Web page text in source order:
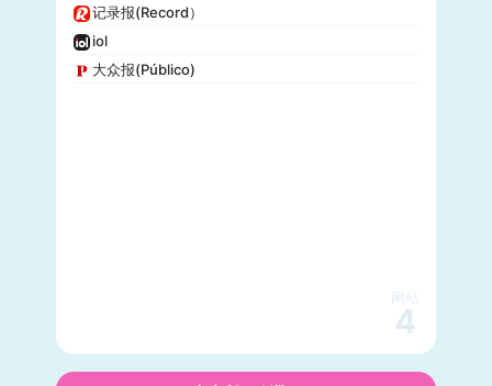
记录报(Record）
iol
大众报(Público)
网站
4